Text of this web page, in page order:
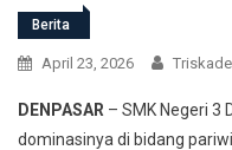
Berita
April 23, 2026
DENPASAR – SMK Negeri 3
dominasinya di bidang